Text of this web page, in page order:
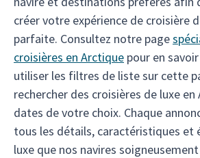
créer votre expérience de croisière
parfaite. Consultez notre page
croisières en Arctique pour en
utiliser les filtres de liste sur cette
rechercher des croisières de luxe
dates de votre choix. Chaque
tous les détails, caractéristiques et
luxe que nos navires